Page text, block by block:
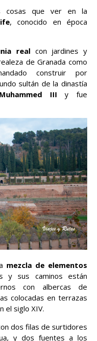
cosas que ver en la
, conocido en época
real con jardines y
de Granada como
construir por
sultán de la dinastía
Muhammed III y fue
mezcla de elementos
y sus caminos están
con albercas de
colocadas en terrazas
el siglo XIV.
dos filas de surtidores
y dos fuentes a los